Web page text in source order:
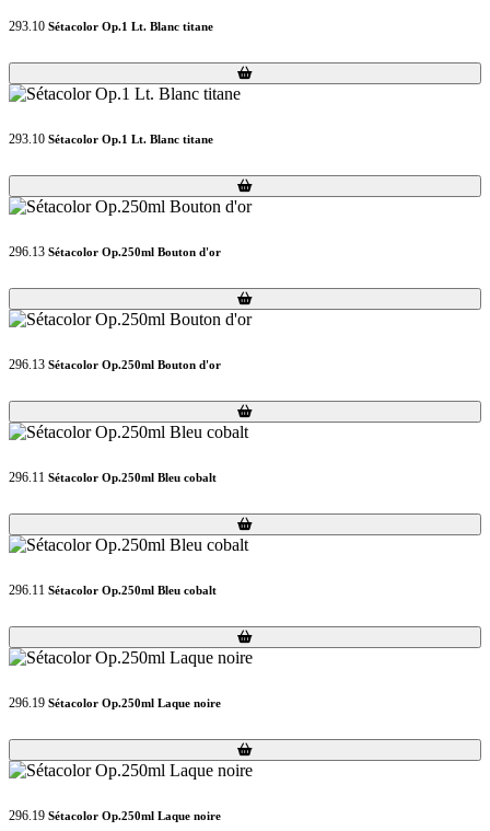
293.10 Sétacolor Op.1 Lt. Blanc titane
Loading...
Loading...
293.10 Sétacolor Op.1 Lt. Blanc titane
Loading...
Loading...
296.13 Sétacolor Op.250ml Bouton d'or
Loading...
Loading...
296.13 Sétacolor Op.250ml Bouton d'or
Loading...
Loading...
296.11 Sétacolor Op.250ml Bleu cobalt
Loading...
Loading...
296.11 Sétacolor Op.250ml Bleu cobalt
Loading...
Loading...
296.19 Sétacolor Op.250ml Laque noire
Loading...
Loading...
296.19 Sétacolor Op.250ml Laque noire